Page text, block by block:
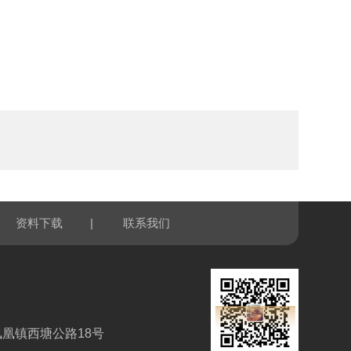
资料下载 | 联系我们
镇西塘公路18号